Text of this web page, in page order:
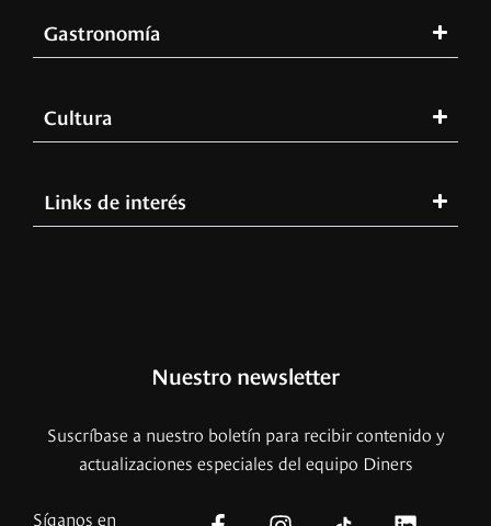
Gastronomía
Cultura
Links de interés
Nuestro newsletter
Suscríbase a nuestro boletín para recibir contenido y
actualizaciones especiales del equipo Diners
Síganos en